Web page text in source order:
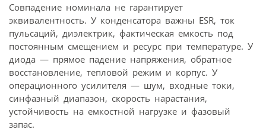
Совпадение номинала не гарантирует
эквивалентность. У конденсатора важны ESR, ток
пульсаций, диэлектрик, фактическая емкость под
постоянным смещением и ресурс при температуре. У
диода — прямое падение напряжения, обратное
восстановление, тепловой режим и корпус. У
операционного усилителя — шум, входные токи,
синфазный диапазон, скорость нарастания,
устойчивость на емкостной нагрузке и фазовый
запас.